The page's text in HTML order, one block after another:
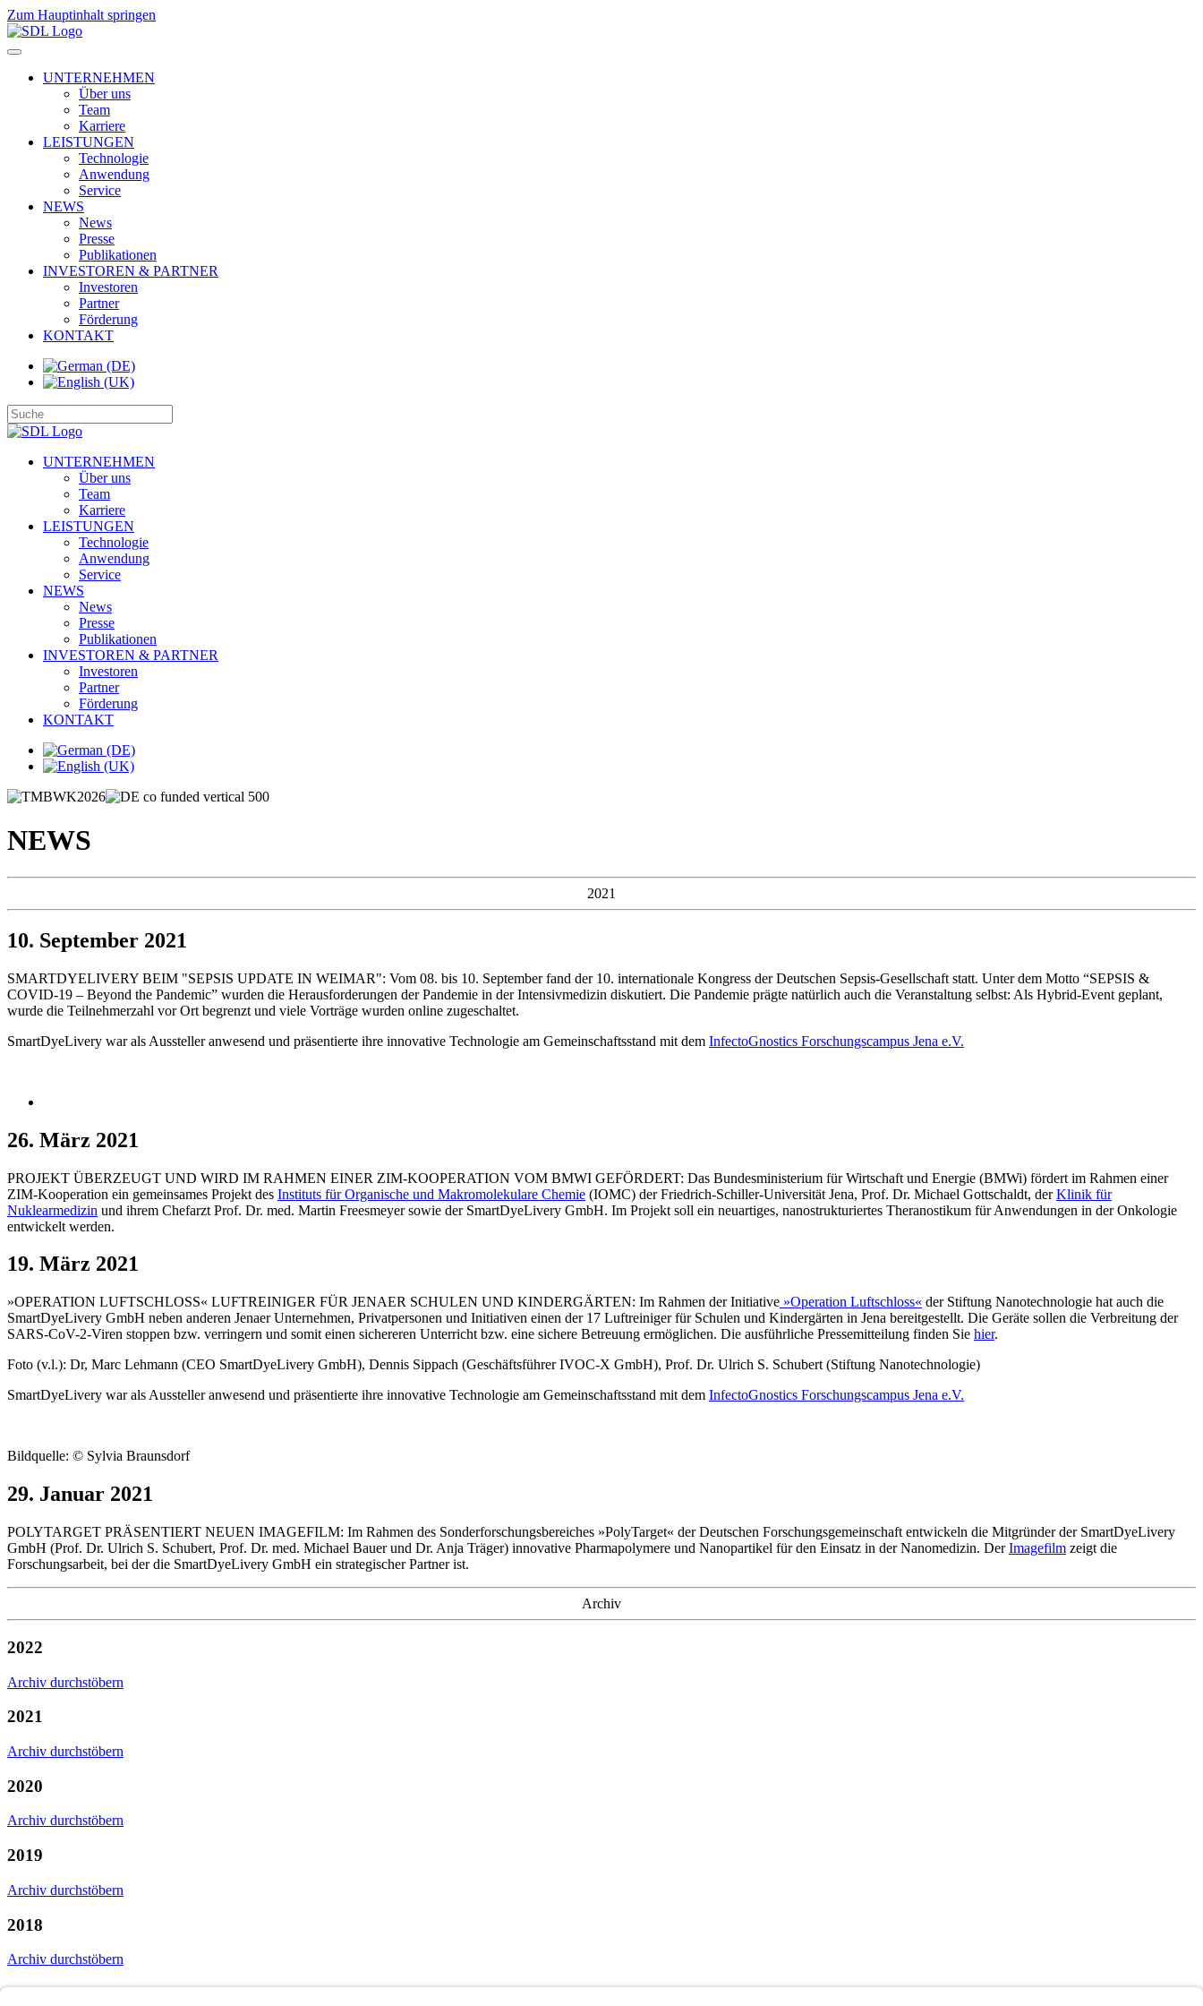
Zum Hauptinhalt springen
UNTERNEHMEN
Über uns
Team
Karriere
LEISTUNGEN
Technologie
Anwendung
Service
NEWS
News
Presse
Publikationen
INVESTOREN & PARTNER
Investoren
Partner
Förderung
KONTAKT
UNTERNEHMEN
Über uns
Team
Karriere
LEISTUNGEN
Technologie
Anwendung
Service
NEWS
News
Presse
Publikationen
INVESTOREN & PARTNER
Investoren
Partner
Förderung
KONTAKT
NEWS
2021
10. September 2021
SMARTDYELIVERY BEIM "SEPSIS UPDATE IN WEIMAR": Vom 08. bis 10. September fand der 10. internationale Kongress der Deutschen Sepsis-Gesellschaft statt. Unter dem Motto “SEPSIS &
COVID-19 – Beyond the Pandemic” wurden die Herausforderungen der Pandemie in der Intensivmedizin diskutiert. Die Pandemie prägte natürlich auch die Veranstaltung selbst: Als Hybrid-Event geplant,
wurde die Teilnehmerzahl vor Ort begrenzt und viele Vorträge wurden online zugeschaltet.
SmartDyeLivery war als Aussteller anwesend und präsentierte ihre innovative Technologie am Gemeinschaftsstand mit dem InfectoGnostics Forschungscampus Jena e.V.
26. März 2021
PROJEKT ÜBERZEUGT UND WIRD IM RAHMEN EINER ZIM-KOOPERATION VOM BMWI GEFÖRDERT: Das Bundesministerium für Wirtschaft und Energie (BMWi) fördert im Rahmen einer
ZIM-Kooperation ein gemeinsames Projekt des Instituts für Organische und Makromolekulare Chemie (IOMC) der Friedrich-Schiller-Universität Jena, Prof. Dr. Michael Gottschaldt, derKlinik für
Nuklearmedizin und ihrem Chefarzt Prof. Dr. med. Martin Freesmeyer sowie der SmartDyeLivery GmbH. Im Projekt soll ein neuartiges, nanostrukturiertes Theranostikum für Anwendungen in der Onkologie
entwickelt werden.
19. März 2021
»OPERATION LUFTSCHLOSS« LUFTREINIGER FÜR JENAER SCHULEN UND KINDERGÄRTEN: Im Rahmen der Initiative »Operation Luftschloss« der Stiftung Nanotechnologie hat auch die
SmartDyeLivery GmbH neben anderen Jenaer Unternehmen, Privatpersonen und Initiativen einen der 17 Luftreiniger für Schulen und Kindergärten in Jena bereitgestellt. Die Geräte sollen die Verbreitung der
SARS-CoV-2-Viren stoppen bzw. verringern und somit einen sichereren Unterricht bzw. eine sichere Betreuung ermöglichen. Die ausführliche Pressemitteilung finden Sie hier.
Foto (v.l.): Dr, Marc Lehmann (CEO SmartDyeLivery GmbH), Dennis Sippach (Geschäftsführer IVOC-X GmbH), Prof. Dr. Ulrich S. Schubert (Stiftung Nanotechnologie)
SmartDyeLivery war als Aussteller anwesend und präsentierte ihre innovative Technologie am Gemeinschaftsstand mit dem InfectoGnostics Forschungscampus Jena e.V.
Bildquelle: © Sylvia Braunsdorf
29. Januar 2021
POLYTARGET PRÄSENTIERT NEUEN IMAGEFILM: Im Rahmen des Sonderforschungsbereiches »PolyTarget« der Deutschen Forschungsgemeinschaft entwickeln die Mitgründer der SmartDyeLivery
GmbH (Prof. Dr. Ulrich S. Schubert, Prof. Dr. med. Michael Bauer und Dr. Anja Träger) innovative Pharmapolymere und Nanopartikel für den Einsatz in der Nanomedizin. DerImagefilm zeigt die
Forschungsarbeit, bei der die SmartDyeLivery GmbH ein strategischer Partner ist.
Archiv
2022
Archiv durchstöbern
2021
Archiv durchstöbern
2020
Archiv durchstöbern
2019
Archiv durchstöbern
2018
Archiv durchstöbern